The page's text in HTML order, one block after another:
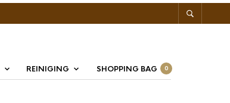
REINIGING SHOPPING BAG 0